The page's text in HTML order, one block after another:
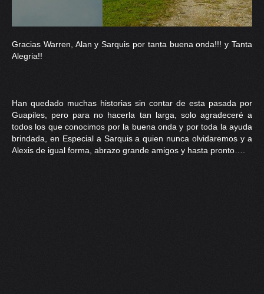
Gracias Warren, Alan y Sarquis por tanta buena onda!!! y Tanta
Alegria!!
Han quedado muchas historias sin contar de esta pasada por
Guapiles, pero para no hacerla tan larga, solo agradeceré a
todos los que conocimos por la buena onda y por toda la ayuda
brindada, en Especial a Sarquis a quien nunca olvidaremos y a
Alexis de igual forma, abrazo grande amigos y hasta pronto….